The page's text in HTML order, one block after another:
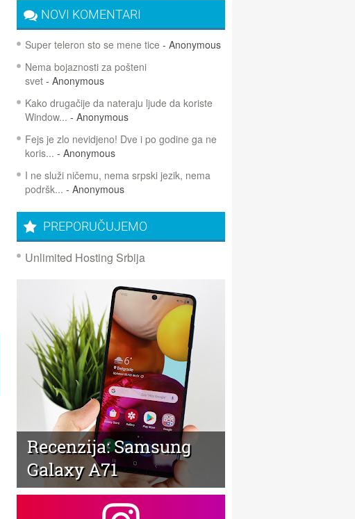
NOVI KOMENTARI
Super teleron sto se mene tice - Anonymous
Nema bojaznosti za pošteni
svet - Anonymous
Kako drugačije da nateraju ljude da koriste
Window... - Anonymous
Fejs je zlo nevidjeno! Dve i po godine ga ne
koris... - Anonymous
I ne služi ničemu, nema srpski jezik, nema
podršk... - Anonymous
PREPORUČUJEMO
Unlimited Hosting Srbija
Recenzija: Samsung
Galaxy A71